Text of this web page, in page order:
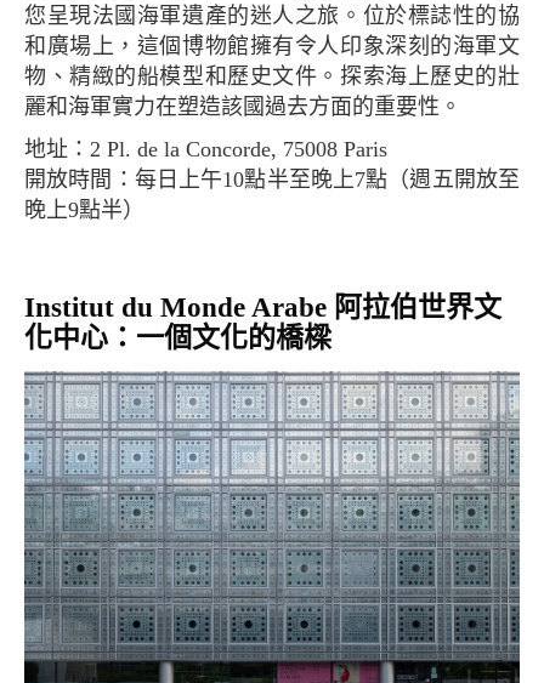
您呈現法國海軍遺產的迷人之旅。位於標誌性的協
和廣場上，這個博物館擁有令人印象深刻的海軍文
物、精緻的船模型和歷史文件。探索海上歷史的壯
麗和海軍實力在塑造該國過去方面的重要性。
地址：2 Pl. de la Concorde, 75008 Paris
開放時間：每日上午10點半至晚上7點（週五開放至
晚上9點半）
Institut du Monde Arabe 阿拉伯世界文
化中心：一個文化的橋樑